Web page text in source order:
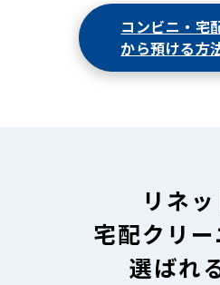
コンビニ・宅
から預ける方
リネ
宅配クリ
選ばれ